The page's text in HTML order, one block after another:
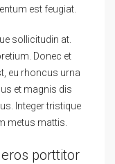
est feugiat.
sollicitudin at.
Donec et
eu rhoncus urna
et magnis dis
Integer tristique
metus mattis.
porttitor